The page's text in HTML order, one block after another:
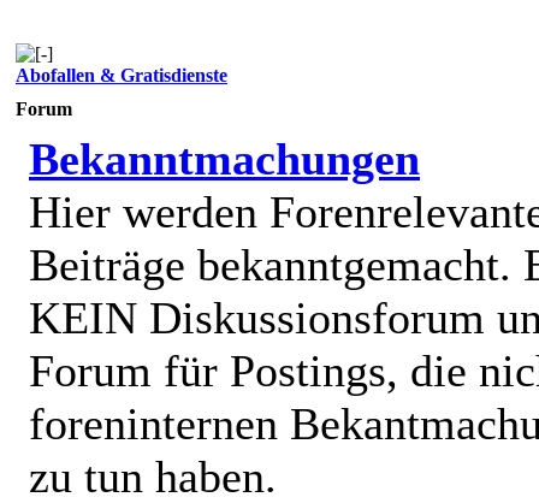
Abofallen & Gratisdienste
Forum
Bekanntmachungen
Hier werden
Beiträge bekanntgemacht.
KEIN Diskussionsforum
Forum für Postings, die
foreninternen
zu tun haben.